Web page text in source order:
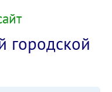
городской